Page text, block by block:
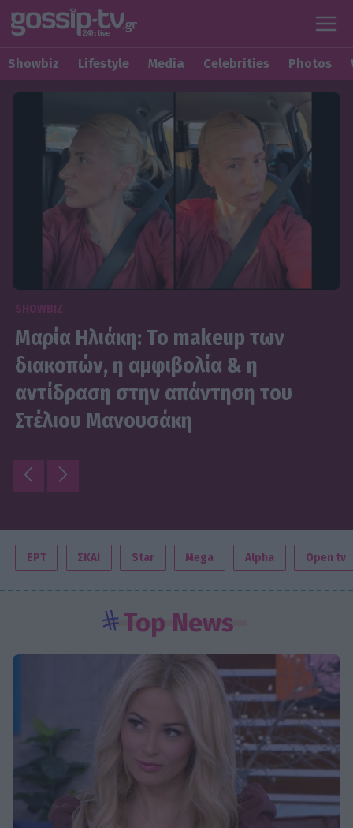
Showbiz Lifestyle Media Celebrities Photos
SHOWBIZ
Μαρία Ηλιάκη: Το makeup των
διακοπών, η αμφιβολία & η
αντίδραση στην απάντηση του
Στέλιου Μανουσάκη
ΕΡΤ ΣΚΑΙ Star Mega Alpha Open tv
Top News